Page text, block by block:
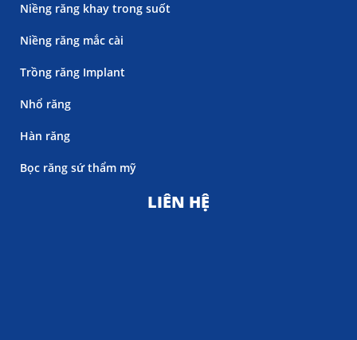
Niềng răng khay trong suốt
Niềng răng mắc cài
Trồng răng Implant
Nhổ răng
Hàn răng
Bọc răng sứ thẩm mỹ
LIÊN HỆ